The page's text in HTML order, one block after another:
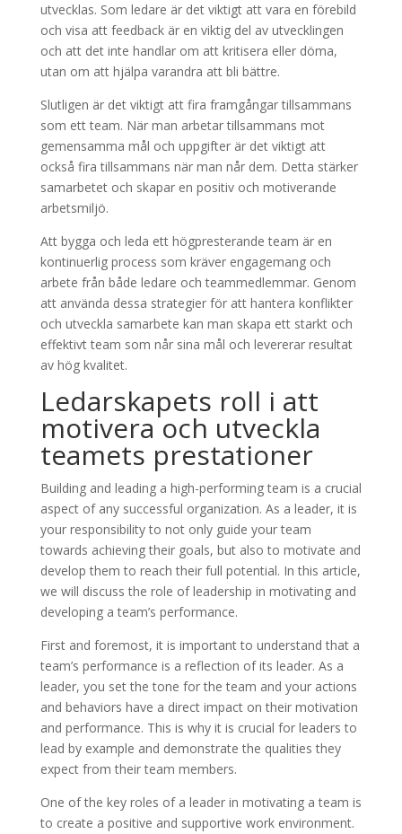
utvecklas. Som ledare är det viktigt att vara en förebild
och visa att feedback är en viktig del av utvecklingen
och att det inte handlar om att kritisera eller döma,
utan om att hjälpa varandra att bli bättre.
Slutligen är det viktigt att fira framgångar tillsammans
som ett team. När man arbetar tillsammans mot
gemensamma mål och uppgifter är det viktigt att
också fira tillsammans när man når dem. Detta stärker
samarbetet och skapar en positiv och motiverande
arbetsmiljö.
Att bygga och leda ett högpresterande team är en
kontinuerlig process som kräver engagemang och
arbete från både ledare och teammedlemmar. Genom
att använda dessa strategier för att hantera konflikter
och utveckla samarbete kan man skapa ett starkt och
effektivt team som når sina mål och levererar resultat
av hög kvalitet.
Ledarskapets roll i att
motivera och utveckla
teamets prestationer
Building and leading a high-performing team is a crucial
aspect of any successful organization. As a leader, it is
your responsibility to not only guide your team
towards achieving their goals, but also to motivate and
develop them to reach their full potential. In this article,
we will discuss the role of leadership in motivating and
developing a team’s performance.
First and foremost, it is important to understand that a
team’s performance is a reflection of its leader. As a
leader, you set the tone for the team and your actions
and behaviors have a direct impact on their motivation
and performance. This is why it is crucial for leaders to
lead by example and demonstrate the qualities they
expect from their team members.
One of the key roles of a leader in motivating a team is
to create a positive and supportive work environment.